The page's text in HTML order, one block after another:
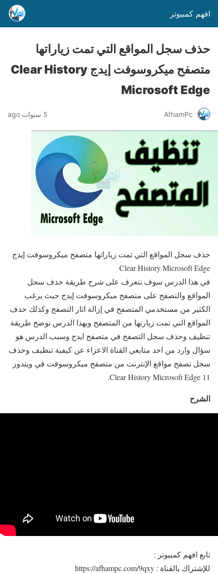
افهم كمبيوتر
حذف سجل المواقع التي تمت زياراتها
متصفح ميكروسوفت إيدج Clear History
Microsoft Edge
AfhamPc 5 سنوات ago
حذف سجل المواقع التي تمت زياراتها متصفح ميكروسوفت إيدج
Clear History Microsoft Edge
في هذا الدرس سوف نتعرف على شرح طريقة حذف سجل
المواقع والتصفح على متصفح ميكروسوفت إيدج حيث يرغب
الكثير من مستخدمي المتصفح في إزالة اثار التصفح وكذلك حذف
المواقع التي تمت زيارتها من المتصفح وبهذا الدرس نوضح طريقة
تنظيف وحذف سجل التصفح في متصفح ايدج وسبب الدرس هو
سؤال وارد من احد متابعي القناة الاعزاء عن كيفية تنظيف وحذف
سجل تصفح مواقع الإنترنت من متصفح ميكروسوفت في ويندوز
11 Clear History Microsoft Edge.
الشرح
تابع افهم كمبيوتر :
للإشتراك بالقناة : https://afhampc.com/9qxy